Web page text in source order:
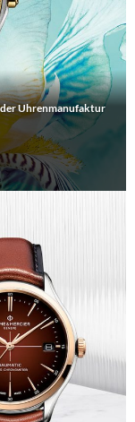
Uhrenmanufaktur